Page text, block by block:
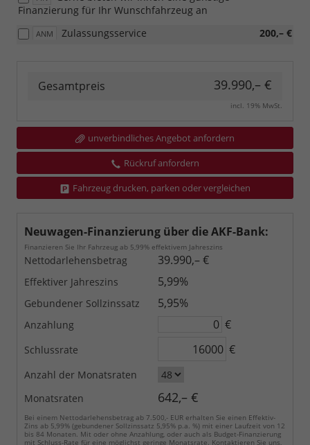
Finanzierung für Ihr Wunschfahrzeug an
ANM 200,– €
Zulassungsservice
Gesamtpreis 39.990,– €
incl. 19% MwSt.
unverbindliches Angebot anfordern
Rückruf anfordern
Fahrzeug drucken, parken oder vergleichen
Neuwagen-Finanzierung über die AKF-Bank:
Finanzieren Sie Ihr Fahrzeug ab 5,99% effektivem Jahreszins
Nettodarlehensbetrag 39.990,– €
Effektiver Jahreszins 5,99%
Gebundener Sollzinssatz 5,95%
Anzahlung €
Schlussrate €
Anzahl der Monatsraten
Monatsraten
642,– €
Bei einem Nettodarlehensbetrag ab 7.500,- EUR erhalten Sie einen Effektiv-
Zins ab 5,99% (gebundener Sollzinssatz 5,95% p.a. %) mit einer Laufzeit von 12
bis 84 Monaten. Mit oder ohne Anzahlung, oder auch als Budget-Finanzierung
mit Schluss-Rate für eine möglichst geringe Monatsrate. Kontaktieren Sie uns,